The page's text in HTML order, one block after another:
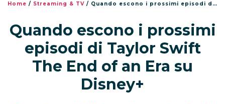
Home / Streaming & TV / Quando escono i prossimi episodi di Taylor Swift The End of an Era su Disney+
Quando escono i prossimi
episodi di Taylor Swift
The End of an Era su
Disney+